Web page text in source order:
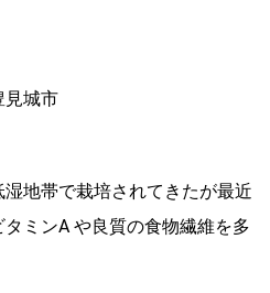
見城市
地帯で栽培されてきたが最近
ミンA や良質の食物繊維を多